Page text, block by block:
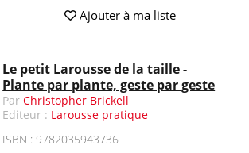
Ajouter à ma liste
Le petit Larousse de la taille -
Plante par plante, geste par geste
ParChristopher Brickell
Editeur : Larousse pratique
ISBN : 9782035943736